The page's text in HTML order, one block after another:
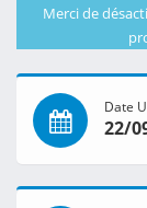
Merci de
Date
22/